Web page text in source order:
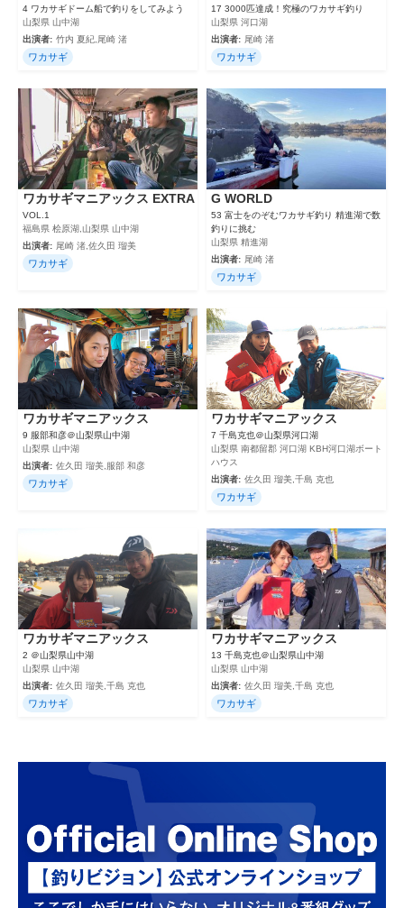
4 ワカサギドーム船で釣りをしてみよう
山梨県 山中湖
出演者: 竹内 夏紀,尾崎 渚
ワカサギ
17 3000匹達成！究極のワカサギ釣り
山梨県 河口湖
出演者: 尾崎 渚
ワカサギ
ワカサギマニアックス EXTRA
VOL.1
福島県 桧原湖,山梨県 山中湖
出演者: 尾崎 渚,佐久田 瑠美
ワカサギ
G WORLD
53 富士をのぞむワカサギ釣り 精進湖で数
釣りに挑む
山梨県 精進湖
出演者: 尾崎 渚
ワカサギ
ワカサギマニアックス
9 服部和彦＠山梨県山中湖
山梨県 山中湖
出演者: 佐久田 瑠美,服部 和彦
ワカサギ
ワカサギマニアックス
7 千島克也＠山梨県河口湖
山梨県 南都留郡 河口湖 KBH河口湖ボート
ハウス
出演者: 佐久田 瑠美,千島 克也
ワカサギ
ワカサギマニアックス
2 ＠山梨県山中湖
山梨県 山中湖
出演者: 佐久田 瑠美,千島 克也
ワカサギ
ワカサギマニアックス
13 千島克也＠山梨県山中湖
山梨県 山中湖
出演者: 佐久田 瑠美,千島 克也
ワカサギ